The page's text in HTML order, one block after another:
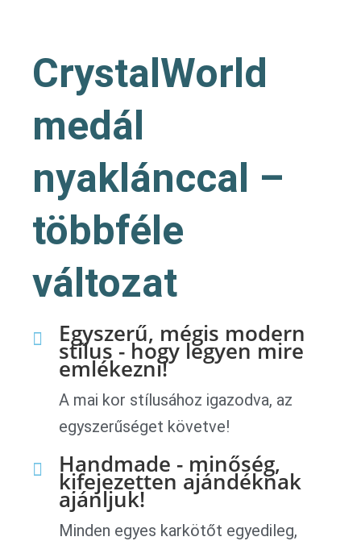
CrystalWorld
medál
nyaklánccal –
többféle
változat
Egyszerű, mégis modern
stílus - hogy legyen mire
emlékezni!
A mai kor stílusához igazodva, az
egyszerűséget követve!
Handmade - minőség,
kifejezetten ajándéknak
ajánljuk!
Minden egyes karkötőt egyedileg,